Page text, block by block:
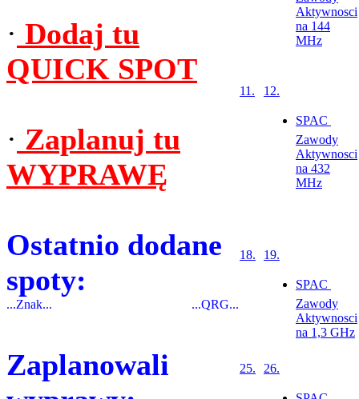
· Dodaj tu
QUICK SPOT
· Zaplanuj tu
WYPRAWĘ
Ostatnio dodane
spoty:
...Znak... ...QRG...
Zaplanowali
Aktywnosci
na 144
MHz
11. 12.
SPAC 
Zawody
Aktywnosci
na 432
MHz
18. 19.
SPAC 
Zawody
Aktywnosci
na 1,3 GHz
25. 26.